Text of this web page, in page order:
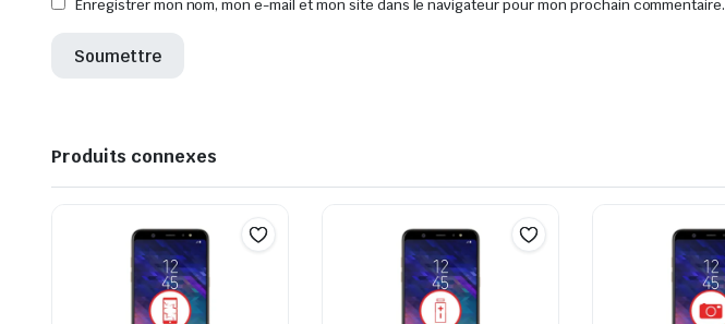
Enregistrer mon nom, mon e-mail et mon site dans le navigateur pour mon prochain commentaire.
Produits connexes